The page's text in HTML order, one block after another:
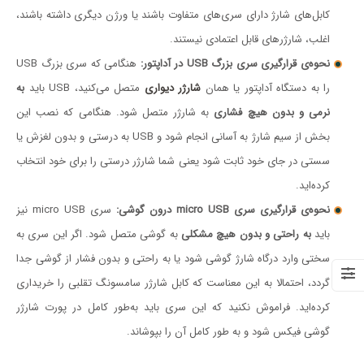
کابل‌های شارژ دارای سری‌های متفاوت باشند یا ورژن دیگری داشته باشند،
اغلب، شارژرهای قابل اعتمادی نیستند.
نحوه‌ی قرارگیری سری بزرگ USB در آداپتور:
هنگامی که سری بزرگ USB
را به دستگاه آداپتور یا همان شارژر دیواری متصل می‌کنید، USB باید
به
نرمی و بدون هیچ فشاری به شارژر متصل شود. هنگامی که نصب این
بخش از سیم شارژ به آسانی انجام شود و USB به درستی و بدون لغزش یا
سستی در جای خود ثابت شود یعنی شما شارژر درستی را برای خود انتخاب
کرده‌اید.
نحوه‌ی قرارگیری سری micro USB درون گوشی:
سری micro USB نیز
بایدبه راحتی و بدون هیچ مشکلی به گوشی متصل شود. اگر این سری به
سختی وارد درگاه شارژ گوشی شود یا به راحتی و بدون فشار از گوشی جدا
گردد، احتمالا به این معناست که کابل شارژر سامسونگ تقلبی را خریداری
کرده‌اید. فراموش نکنید که این سری باید به‌طور کامل در پورت شارژر
گوشی فیکس شود و به طور کامل آن را بپوشاند.